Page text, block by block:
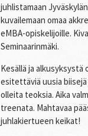
juhlistamaan
kuvailemaan omaa
eMBA-opiskelijoille.
Seminaarinmäki.
Kesällä ja
esitettäviä uusia
olleita teoksia. Aika
treenata. Mahtavaa
juhlakiertueen keikat!